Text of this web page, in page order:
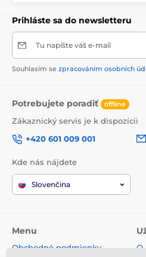
Prihláste sa do newsletteru
Tu napíšte váš e-mail
Souhlasím se zpracováním osobních
Potrebujete poradiť offline
Zákaznický servis je k dispozícii
+420 601 009 001
Kde nás nájdete
Slovenčina
Menu
Obchodné podmienky
O